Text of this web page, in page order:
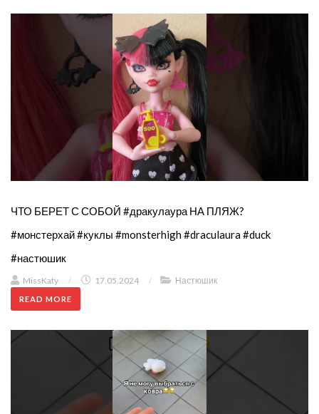
ЧТО БЕРЕТ С СОБОЙ #дракулаура НА ПЛЯЖ?
#монстерхай #куклы #monsterhigh #draculaura #duck
#настюшик
MissKaty / 17.05.2024 / Настюшик
READ MORE